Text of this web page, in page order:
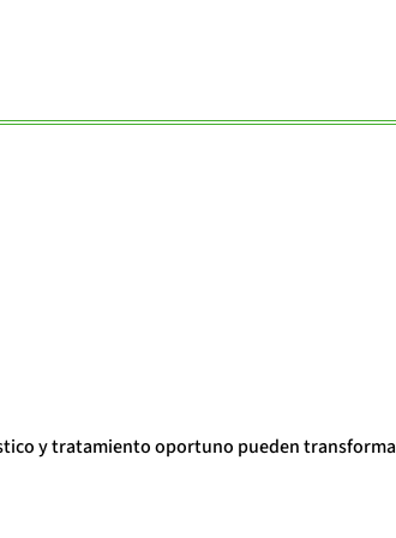
y tratamiento oportuno pueden